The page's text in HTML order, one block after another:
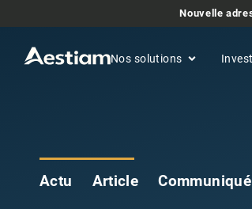
Nouvelle
Nos solutions
Actu Article Communiqué